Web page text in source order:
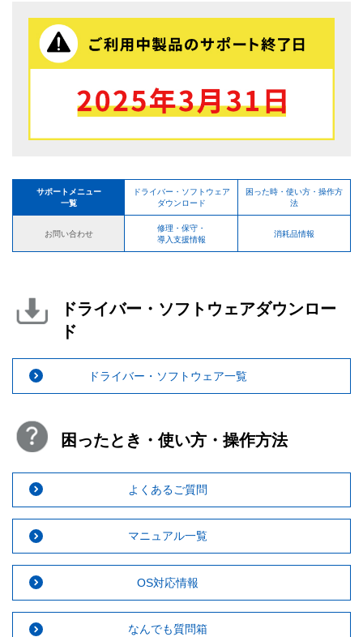
サポートメニュー
一覧
ドライバー・ソフトウェア
ダウンロード
困った時・使い方・操作方
法
お問い合わせ
修理・保守・
導入支援情報
消耗品情報
ドライバー・ソフトウェアダウンロー
ド
ドライバー・ソフトウェア一覧
困ったとき・使い方・操作方法
よくあるご質問
マニュアル一覧
OS対応情報
なんでも質問箱